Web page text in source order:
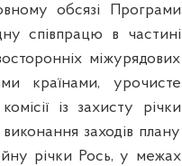
обсязі Програми
співпрацю в частині
міжурядових
країнами, урочисте
із захисту річки
заходів плану
річки Рось, у межах